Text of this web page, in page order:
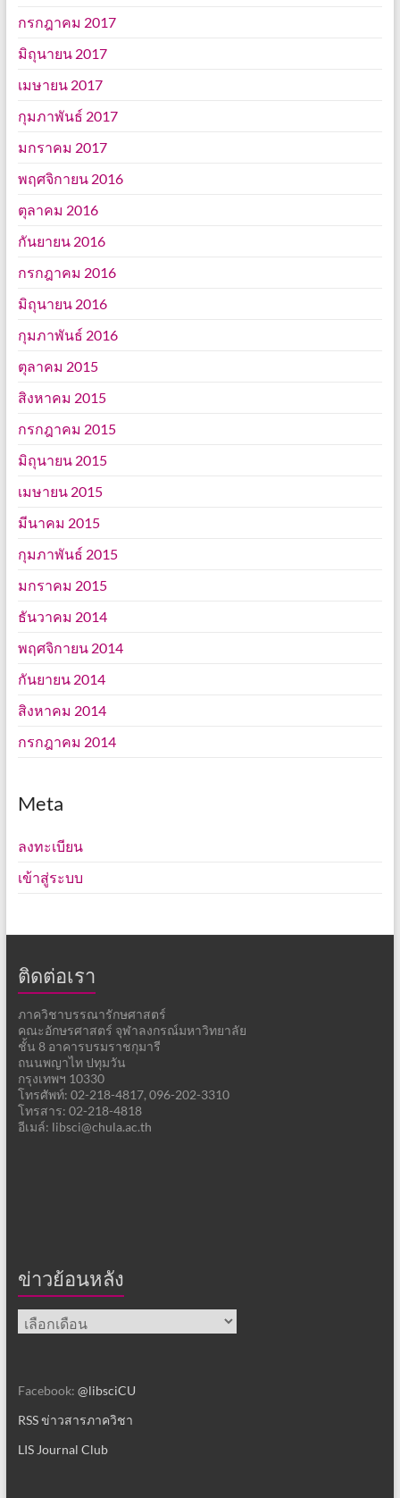
กรกฎาคม 2017
มิถุนายน 2017
เมษายน 2017
กุมภาพันธ์ 2017
มกราคม 2017
พฤศจิกายน 2016
ตุลาคม 2016
กันยายน 2016
กรกฎาคม 2016
มิถุนายน 2016
กุมภาพันธ์ 2016
ตุลาคม 2015
สิงหาคม 2015
กรกฎาคม 2015
มิถุนายน 2015
เมษายน 2015
มีนาคม 2015
กุมภาพันธ์ 2015
มกราคม 2015
ธันวาคม 2014
พฤศจิกายน 2014
กันยายน 2014
สิงหาคม 2014
กรกฎาคม 2014
Meta
ลงทะเบียน
เข้าสู่ระบบ
ติดต่อเรา
ภาควิชาบรรณารักษศาสตร์
คณะอักษรศาสตร์ จุฬาลงกรณ์มหาวิทยาลัย
ชั้น 8 อาคารบรมราชกุมารี
ถนนพญาไท ปทุมวัน
กรุงเทพฯ 10330
โทรศัพท์: 02-218-4817, 096-202-3310
โทรสาร: 02-218-4818
อีเมล์: libsci@chula.ac.th
ข่าวย้อนหลัง
ข่าว
ย้อน
Facebook: @libsciCU
RSS ข่าวสารภาควิชา
LIS Journal Club